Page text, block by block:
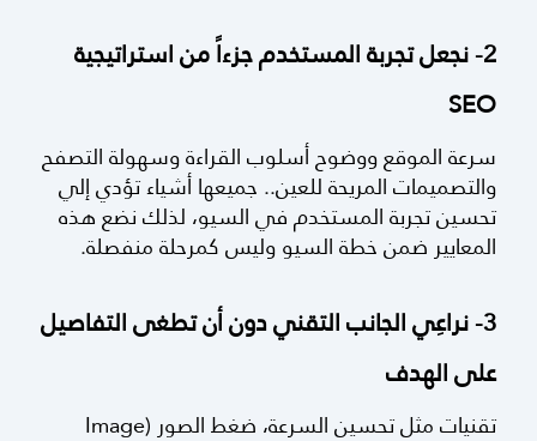
2- نجعل تجربة المستخدم جزءاً من استراتيجية
SEO
سرعة الموقع ووضوح أسلوب القراءة وسهولة التصفح
والتصميمات المريحة للعين.. جميعها أشياء تؤدي إلي
تحسين تجربة المستخدم في السيو، لذلك نضع هذه
المعايير ضمن خطة السيو وليس كمرحلة منفصلة.
3- نراعِي الجانب التقني دون أن تطغى التفاصيل
على الهدف
تقنيات مثل تحسين السرعة، ضغط الصور (Image